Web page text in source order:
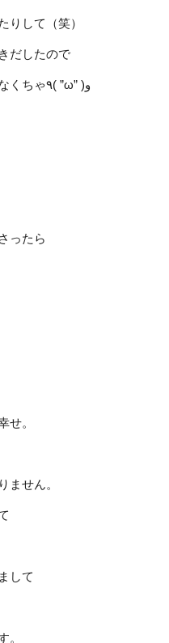
りして（笑）
だしたので
頑張ってウォーキング、再開させなくちゃ٩( ”ω” )و
ったら
せ。
ません。
して
。